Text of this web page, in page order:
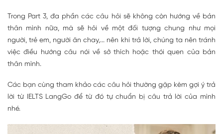
Trong Part 3, đa phần các câu hỏi sẽ không còn hướng về bản
thân mình nữa, mà sẽ hỏi về một đối tượng chung như mọi
người, trẻ em, người ăn chay,... nên khi trả lời, chúng ta nên tránh
việc điều hướng câu nói về sở thích hoặc thói quen của bản
thân mình.
Các bạn cùng tham khảo các câu hỏi thường gặp kèm gợi ý trả
lời từ IELTS LangGo để từ đó tự chuẩn bị câu trả lời của mình
nhé.